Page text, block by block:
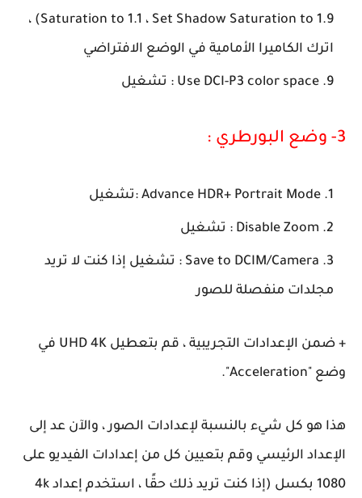
Saturation to 1.1 ، Set Shadow Saturation to 1.9) ،
اترك الكاميرا الأمامية في الوضع الافتراضي
Use DCI-P3 color space : تشغيل
3- وضع البورطري :
Advance HDR+ Portrait Mode : تشغيل
Disable Zoom
: تشغيل
Save to DCIM/Camera :
تشغيل إذا كنت لا تريد
مجلدات منفصلة للصور
+
ضمن الإعدادات التجريبية ، قم بتعطيل UHD 4K في
وضع "Acceleration
".
هذا هو كل شيء بالنسبة لإعدادات الصور ، والآن عد إلى
الإعداد الرئيسي وقم بتعيين كل من إعدادات الفيديو على
1080 بكسل (إذا كنت تريد ذلك حقًا ، استخدم إعداد 4k